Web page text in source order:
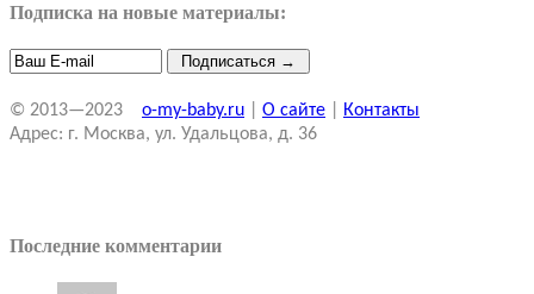
Подписка на новые материалы:
© 2013—2023 o-my-baby.ru О сайте
Контакты
Адрес: г. Москва, ул. Удальцова, д. 36
Последние комментарии